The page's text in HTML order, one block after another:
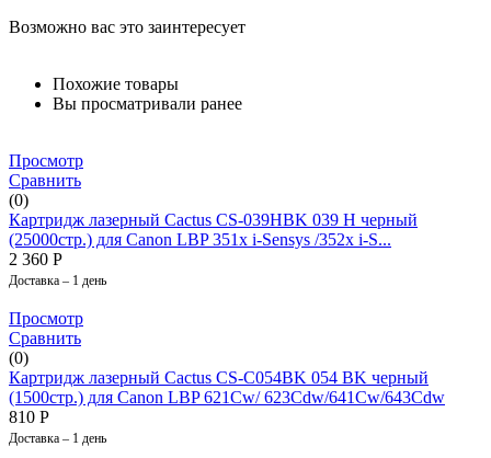
Возможно вас это заинтересует
Похожие товары
Вы просматривали ранее
Просмотр
Сравнить
(0)
Картридж лазерный Cactus CS-039HBK 039 H черный
(25000стр.) для Canon LBP 351x i-Sensys /352x i-S...
2 360 Р
Доставка – 1 день
Просмотр
Сравнить
(0)
Картридж лазерный Cactus CS-C054BK 054 BK черный
(1500стр.) для Canon LBP 621Cw/ 623Cdw/641Cw/643Cdw
810 Р
Доставка – 1 день